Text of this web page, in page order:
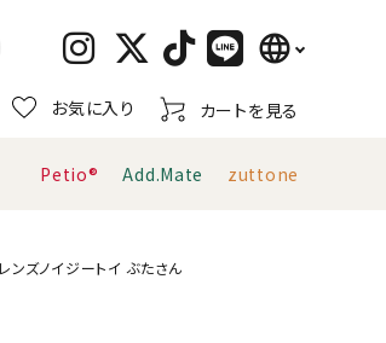
language
日本語
English
お気に入り カートを見る
レタリー・消臭剤
ィオ公式アプリ
払い方法・配送について
Petio® Add.Mate zuttone
ズノイジートイ ぶたさん